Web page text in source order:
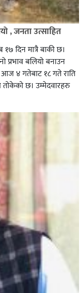
, जनता उत्साहित
दिन मात्रै बाकी छ।
प्रभाव बलियो बनाउन
४ गतेबाट १८ गते राति
तोकेको छ। उम्मेदवारहरु